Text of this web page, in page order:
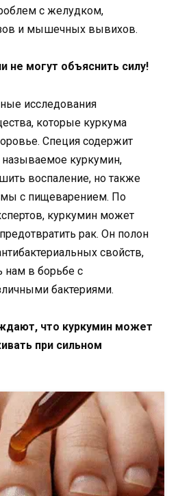
с желудком,
и мышечных вывихов.
не могут объяснить силу!
исследования
которые куркума
Специя содержит
называемое куркумин,
воспаление, но также
с пищеварением. По
куркумин может
рак. Он полон
свойств,
нам в борьбе с
бактериями.
что куркумин может
при сильном